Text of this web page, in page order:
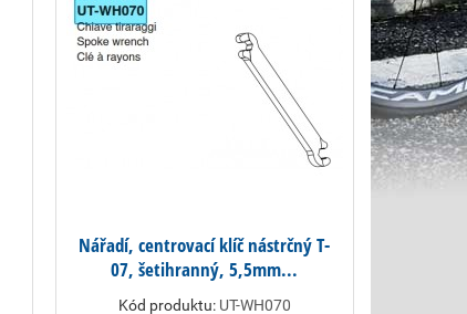
Nářadí, centrovací klíč nástrčný T-
07, šetihranný, 5,5mm...
Kód produktu: UT-WH070